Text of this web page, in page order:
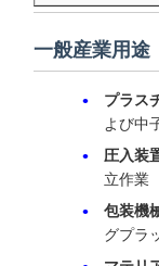
一般産業用途
プラス
よび中
圧入装
立作業
包装機
グプラ